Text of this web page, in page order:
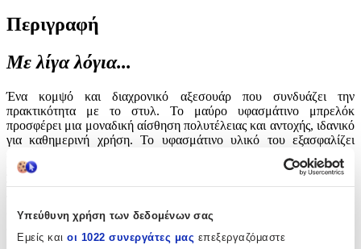
Υπεύθυνη χρήση των δεδομένων σας
Εμείς και οι 1022 συνεργάτες μας επεξεργαζόμαστε
Περιγραφή
Με λίγα λόγια...
Ένα κομψό και διαχρονικό αξεσουάρ που συνδυάζει την
πρακτικότητα με το στυλ. Το μαύρο υφασμάτινο μπρελόκ
προσφέρει μια μοναδική αίσθηση πολυτέλειας και αντοχής, ιδανικό
για καθημερινή χρήση. Το υφασμάτινο υλικό του εξασφαλίζει
χρώμα το καθιστά κατάλληλο για κάθε περίσταση. Αναδείξτε την
προσωπικότητά σας με αυτό το εκλεπτυσμένο μπρελόκ που
όσους εκτιμούν την ποιότητα και την αισθητική, αυτό το αξεσουάρ
και ασφαλή. Ένα απαραίτητο κομμάτι για κάθε λάτρη του στυλ που